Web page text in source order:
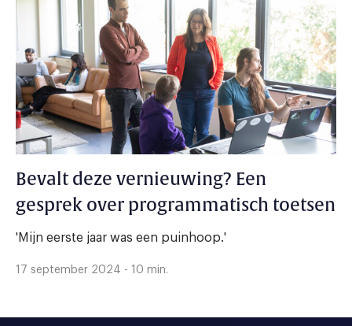
Bevalt deze vernieuwing? Een
gesprek over programmatisch toetsen
'Mijn eerste jaar was een puinhoop.'
17 september 2024 - 10 min.